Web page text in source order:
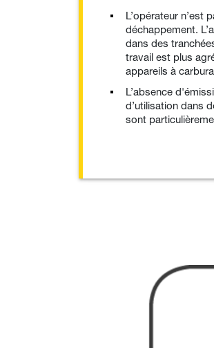
L’opérateur n’est
déchappement.
dans des
travail est plus
appareils à
L’absence
d’utilisation dans
sont